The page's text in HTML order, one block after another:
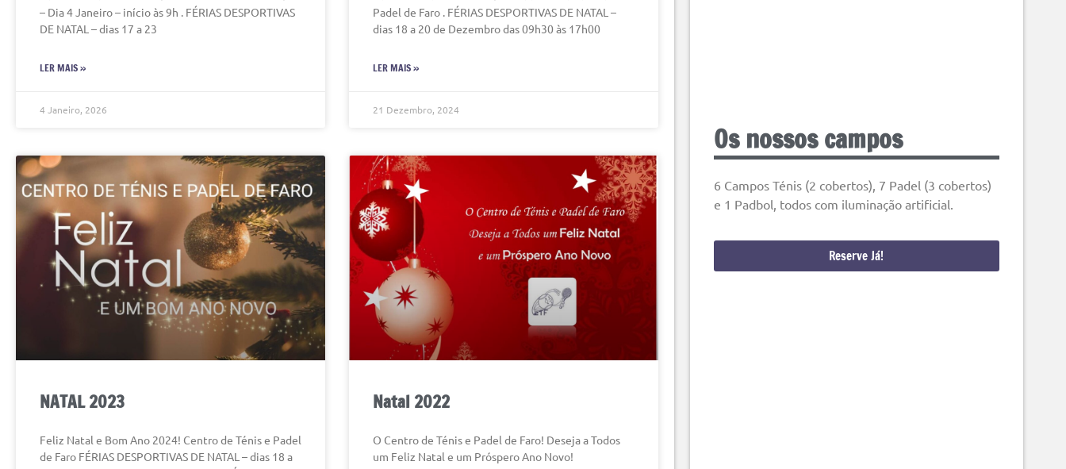
– Dia 4 Janeiro – início às 9h . FÉRIAS DESPORTIVAS
DE NATAL – dias 17 a 23
LER MAIS »
4 Janeiro, 2026
Padel de Faro . FÉRIAS DESPORTIVAS DE NATAL –
dias 18 a 20 de Dezembro das 09h30 às 17h00
LER MAIS »
21 Dezembro, 2024
NATAL 2023
Feliz Natal e Bom Ano 2024! Centro de Ténis e Padel
de Faro FÉRIAS DESPORTIVAS DE NATAL – dias 18 a
Natal 2022
O Centro de Ténis e Padel de Faro! Deseja a Todos
um Feliz Natal e um Próspero Ano Novo!
Os nossos campos
6 Campos Ténis (2 cobertos), 7 Padel (3 cobertos)
e 1 Padbol, todos com iluminação artificial.
Reserve Já!